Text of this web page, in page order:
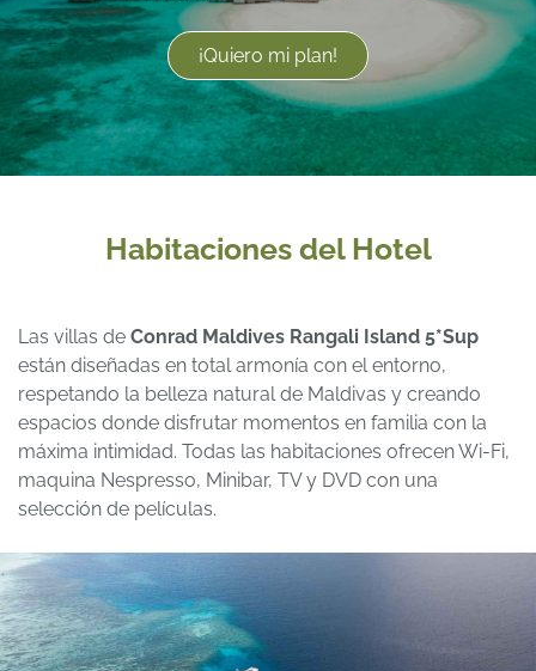
¡Quiero mi plan!
Habitaciones del Hotel
Las villas de Conrad Maldives Rangali Island 5*Sup
están diseñadas en total armonía con el entorno,
respetando la belleza natural de Maldivas y creando
espacios donde disfrutar momentos en familia con la
máxima intimidad. Todas las habitaciones ofrecen Wi-Fi,
maquina Nespresso, Minibar, TV y DVD con una
selección de películas.